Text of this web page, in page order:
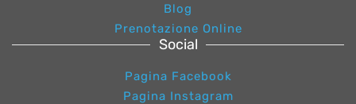
Blog
Prenotazione Online
Social
Pagina Facebook
Pagina Instagram